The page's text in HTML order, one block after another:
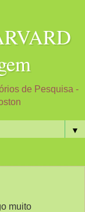
de Pesquisa -
▼
muito